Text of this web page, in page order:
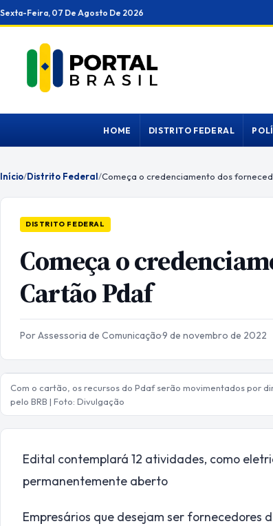
Ir
para
conteúdo
Sexta-Feira, 07 De Agosto De 2026
HOME DISTRITO FEDERAL
Início/Distrito Federal/Começa o credenciamento dos
DISTRITO FEDERAL
Começa o
Cartão Pdaf
Por Assessoria de Comunicação·9 de novembro de 2022
Com o cartão, os recursos do Pdaf serão movimentados por
pelo BRB | Foto: Divulgação
Edital contemplará 12 atividades, como
permanentemente aberto
Empresários que desejam ser fornecedores